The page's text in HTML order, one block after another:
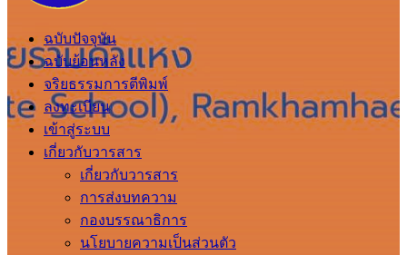
ฉบับปัจจุบัน
ฉบับย้อนหลัง
จริยธรรมการตีพิมพ์
ลงทะเบียน
เข้าสู่ระบบ
เกี่ยวกับวารสาร
เกี่ยวกับวารสาร
การส่งบทความ
กองบรรณาธิการ
นโยบายความเป็นส่วนตัว